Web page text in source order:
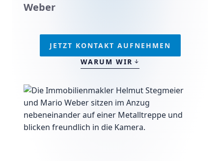
Weber
JETZT KONTAKT AUFNEHMEN
WARUM WIR